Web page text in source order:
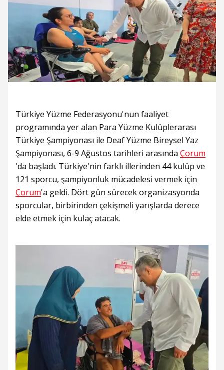
Türkiye Yüzme Federasyonu'nun faaliyet
programında yer alan Para Yüzme Kulüplerarası
Türkiye Şampiyonası ile Deaf Yüzme Bireysel Yaz
Şampiyonası, 6-9 Ağustos tarihleri arasında Çorum
'da başladı. Türkiye'nin farklı illerinden 44 kulüp ve
121 sporcu, şampiyonluk mücadelesi vermek için
Çorum'a geldi. Dört gün sürecek organizasyonda
sporcular, birbirinden çekişmeli yarışlarda derece
elde etmek için kulaç atacak.